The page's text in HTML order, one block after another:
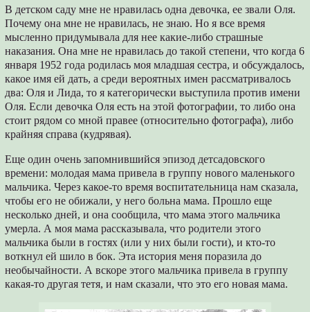
В детском саду мне не нравилась одна девочка, ее звали Оля.
Почему она мне не нравилась, не знаю. Но я все время
мысленно придумывала для нее какие-либо страшные
наказания. Она мне не нравилась до такой степени, что когда 6
января 1952 года родилась моя младшая сестра, и обсуждалось,
какое имя ей дать, а среди вероятных имен рассматривалось
два: Оля и Лида, то я категорически выступила против имени
Оля. Если девочка Оля есть на этой фотографии, то либо она
стоит рядом со мной правее (относительно фотографа), либо
крайняя справа (кудрявая).
Еще один очень запомнившийся эпизод детсадовского
времени: молодая мама привела в группу нового маленького
мальчика. Через какое-то время воспитательница нам сказала,
чтобы его не обижали, у него больна мама. Прошло еще
несколько дней, и она сообщила, что мама этого мальчика
умерла. А моя мама рассказывала, что родители этого
мальчика были в гостях (или у них были гости), и кто-то
воткнул ей шило в бок. Эта история меня поразила до
необычайности. А вскоре этого мальчика привела в группу
какая-то другая тетя, и нам сказали, что это его новая мама.